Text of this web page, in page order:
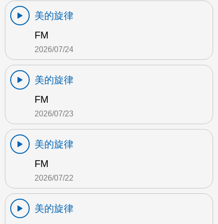
美的旋律
FM
2026/07/24
美的旋律
FM
2026/07/23
美的旋律
FM
2026/07/22
美的旋律